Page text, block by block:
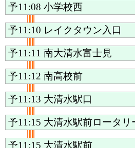
予11:08 小学校西
予11:10 レイクタウン入口
予11:11 南大清水富士見
予11:12 南高校前
予11:13 大清水駅口
予11:15 大清水駅前ロータリ
予11:15 大清水駅前